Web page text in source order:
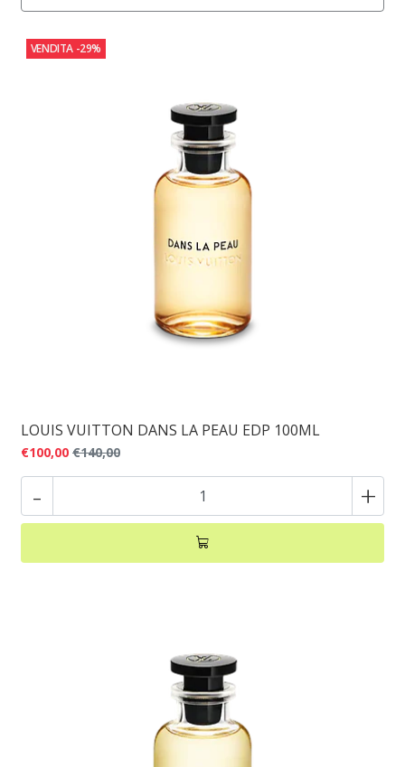
VENDITA -29%
LOUIS VUITTON DANS LA PEAU EDP 100ML
€100,00 €140,00
- +